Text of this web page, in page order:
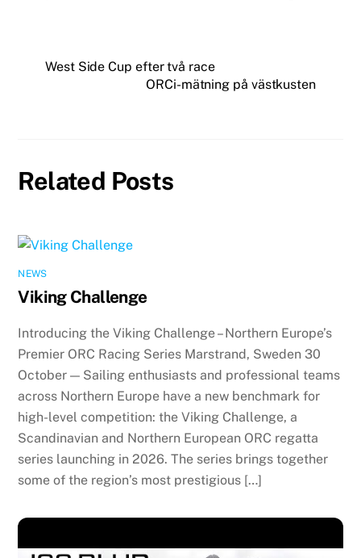
West Side Cup efter två race
ORCi-mätning på västkusten
Related Posts
NEWS
Viking Challenge
Introducing the Viking Challenge – Northern Europe’s
Premier ORC Racing Series Marstrand, Sweden 30
October — Sailing enthusiasts and professional teams
across Northern Europe have a new benchmark for
high-level competition: the Viking Challenge, a
Scandinavian and Northern European ORC regatta
series launching in 2026. The series brings together
some of the region’s most prestigious […]